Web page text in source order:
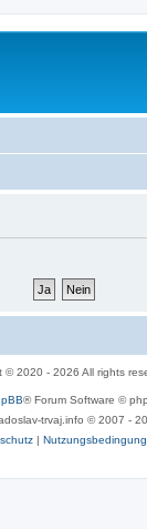
© 2020 - 2026 All rights
® Forum Software ©
trvaj.info © 2007 -
|